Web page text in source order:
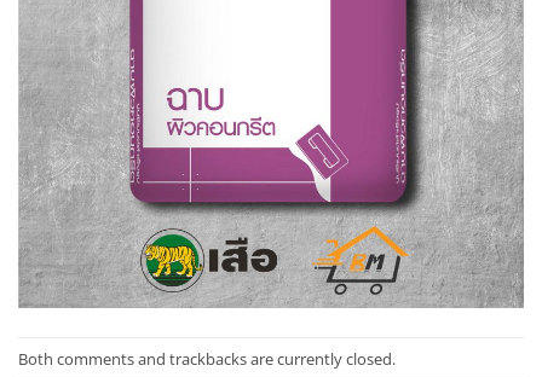
Both comments and trackbacks are currently closed.